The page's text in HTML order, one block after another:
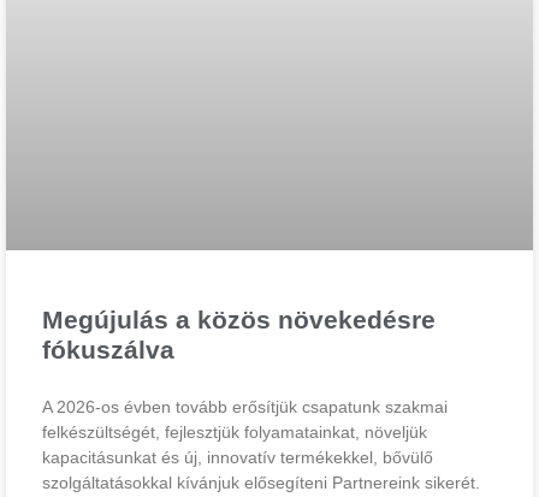
Megújulás a közös növekedésre
fókuszálva
A 2026-os évben tovább erősítjük csapatunk szakmai
felkészültségét, fejlesztjük folyamatainkat, növeljük
kapacitásunkat és új, innovatív termékekkel, bővülő
szolgáltatásokkal kívánjuk elősegíteni Partnereink sikerét.